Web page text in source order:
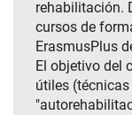
rehabilitación.
cursos de
ErasmusPlus
El objetivo del
útiles